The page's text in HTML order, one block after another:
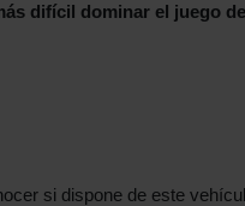
difícil dominar el juego
si dispone de este